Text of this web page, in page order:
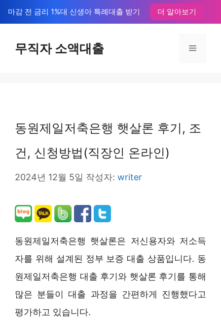
텐
마감 전 금리 1%대 신생아 특례대출 받기 더 알아보기
무직자 소액대출 메
동원제일저축은행 햇살론 후기, 조
건, 신청방법(직장인 온라인)
2024년 12월 5일 작성자: writer
동원제일저축은행 햇살론은 저신용자와 저소득
자를 위해 설계된 정부 보증 대출 상품입니다. 동
원제일저축은행 대출 후기와 햇살론 후기를 통해
많은 분들이 대출 과정을 간편하게 진행했다고
평가하고 있습니다.